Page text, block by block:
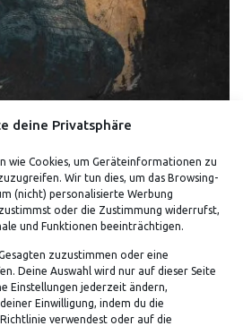
deine Privatsphäre
wie Cookies, um Geräteinformationen zu
Wir tun dies, um das Browsing-
(nicht) personalisierte Werbung
oder die Zustimmung widerrufst,
und Funktionen beeinträchtigen.
zuzustimmen oder eine
Deine Auswahl wird nur auf dieser Seite
Einstellungen jederzeit ändern,
Einwilligung, indem du die
verwendest oder auf die
– SHIRT